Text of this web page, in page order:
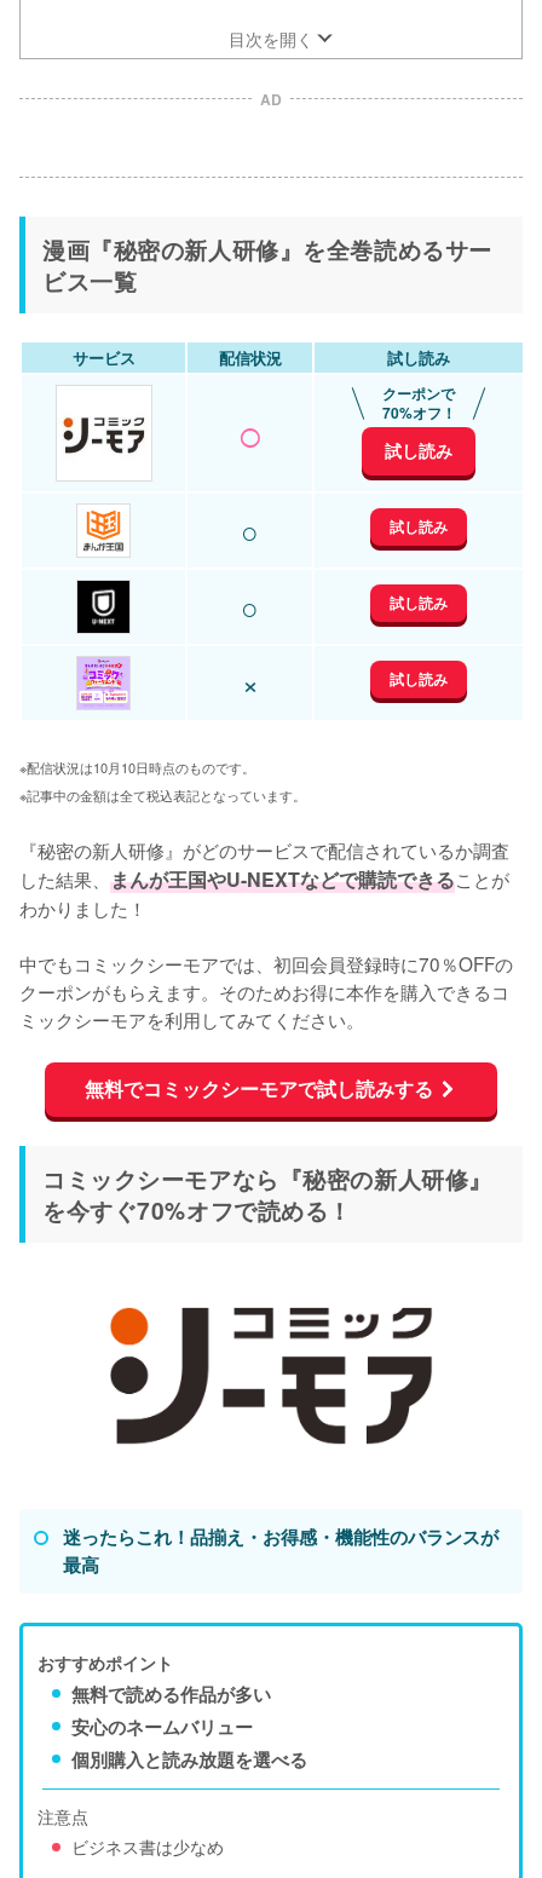
目次を開く
AD
漫画『秘密の新人研修』を全巻読めるサー
ビス一覧
サービス 配信状況 試し読み
○
クーポンで
70%オフ！
試し読み
○ 試し読み
○ 試し読み
× 試し読み
※配信状況は10月10日時点のものです。
※記事中の金額は全て税込表記となっています。
『秘密の新人研修』がどのサービスで配信されているか調査
した結果、 まんが王国やU-NEXTなどで購読できることが
わかりました！
中でもコミックシーモアでは、初回会員登録時に70％OFFの
クーポンがもらえます。そのためお得に本作を購入できるコ
ミックシーモアを利用してみてください。
無料でコミックシーモアで試し読みする
コミックシーモアなら『秘密の新人研修』
を今すぐ70%オフで読める！
迷ったらこれ！品揃え・お得感・機能性のバランスが
最高
おすすめポイント
無料で読める作品が多い
安心のネームバリュー
個別購入と読み放題を選べる
注意点
ビジネス書は少なめ